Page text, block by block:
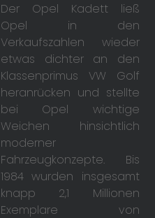
Der Opel Kadett ließ
Opel in den
Verkaufszahlen wieder
etwas dichter an den
Klassenprimus VW Golf
heranrücken und stellte
bei Opel wichtige
Weichen hinsichtlich
moderner
Fahrzeugkonzepte. Bis
1984 wurden insgesamt
knapp 2,1 Millionen
Exemplare von